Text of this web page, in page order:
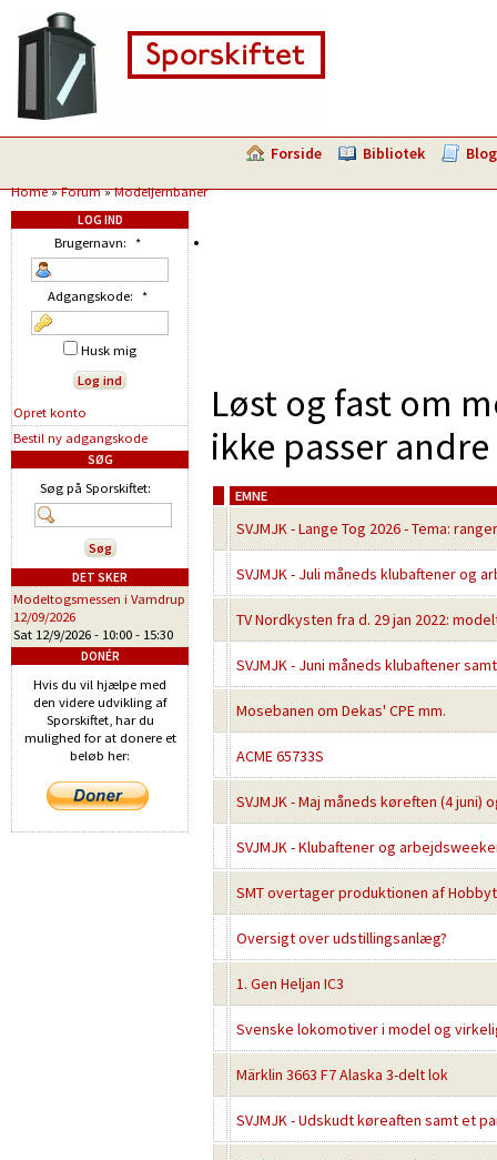
Forside Bibliotek Blog
Home»Forum»Modeljernbaner
Løst og fast om
ikke passer
EMNE
SVJMJK - Lange Tog 2026 - Tema:
SVJMJK - Juli måneds klubaftener og
TV Nordkysten fra d. 29 jan 2022:
SVJMJK - Juni måneds klubaftener
Mosebanen om Dekas' CPE mm.
ACME 65733S
SVJMJK - Maj måneds køreften (4 juni)
SVJMJK - Klubaftener og
SMT overtager produktionen af
Oversigt over udstillingsanlæg?
1. Gen Heljan IC3
Svenske lokomotiver i model og
Märklin 3663 F7 Alaska 3-delt lok
SVJMJK - Udskudt køreaften samt et
LOG IND
Brugernavn: *
Adgangskode: *
Husk mig
Opret konto
Bestil ny adgangskode
SØG
Søg på Sporskiftet:
DET SKER
Modeltogsmessen i Vamdrup
12/09/2026
Sat 12/9/2026 - 10:00 - 15:30
DONÉR
Hvis du vil hjælpe med
den videre udvikling af
Sporskiftet, har du
mulighed for at donere et
beløb her: